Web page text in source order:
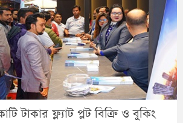
টাকার ফ্ল্যাট প্লট বিক্রি ও বুকিং